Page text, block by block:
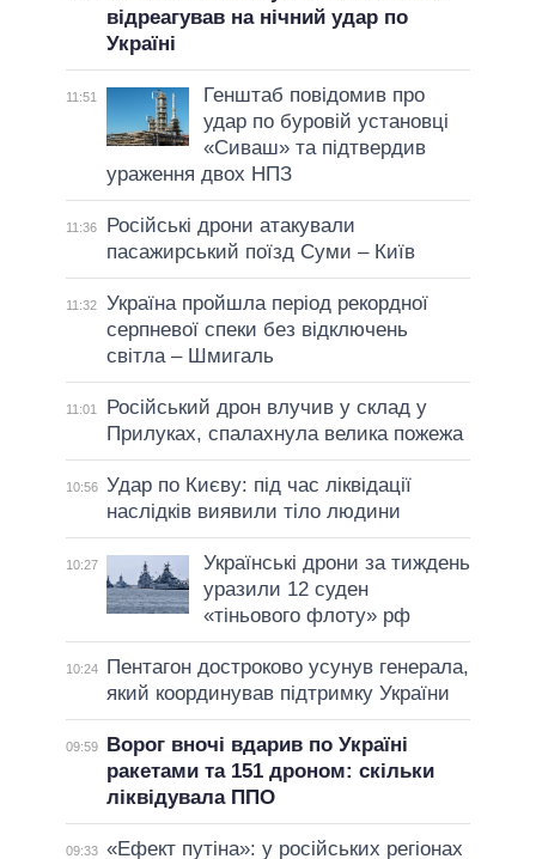
відреагував на нічний удар по
Україні
11:51
Генштаб повідомив про
удар по буровій установці
«Сиваш» та підтвердив
ураження двох НПЗ
11:36
Російські дрони атакували
пасажирський поїзд Суми – Київ
11:32
Україна пройшла період рекордної
серпневої спеки без відключень
світла – Шмигаль
11:01
Російський дрон влучив у склад у
Прилуках, спалахнула велика пожежа
10:56 Удар по Києву: під час ліквідації
наслідків виявили тіло людини
10:27
Українські дрони за тиждень
уразили 12 суден
«тіньового флоту» рф
10:24
Пентагон достроково усунув генерала,
який координував підтримку України
09:59
Ворог вночі вдарив по Україні
ракетами та 151 дроном: скільки
ліквідувала ППО
09:33 «Ефект путіна»: у російських регіонах